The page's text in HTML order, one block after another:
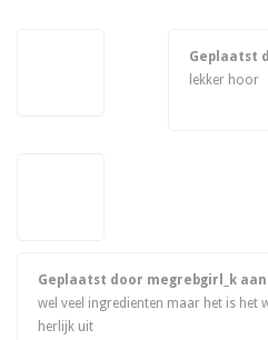
Geplaatst
lekker hoor
Geplaatst door megrebgirl_k
wel veel ingredienten maar het is het
herlijk uit